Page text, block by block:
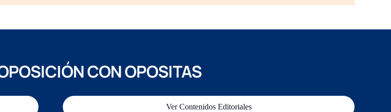
CON OPOSITAS
Ver Contenidos Editoriales